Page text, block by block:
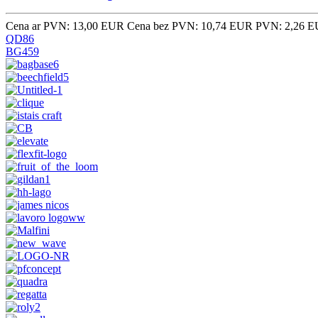
Cena ar PVN: 13,00 EUR Cena bez PVN: 10,74 EUR PVN: 2,26
QD86
BG459